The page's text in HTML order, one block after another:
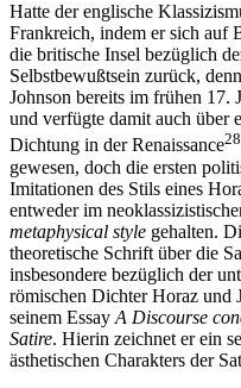
Hatte der englische
Frankreich, indem er sich auf
die britische Insel bezüglich
Selbstbewußtsein zurück,
Johnson bereits im frühen 17.
und verfügte damit auch über
Dichtung in der Renaissance28
gewesen, doch die ersten
Imitationen des Stils eines
entweder im
metaphysical style gehalten.
theoretische Schrift über die
insbesondere bezüglich der
römischen Dichter Horaz und
seinem Essay A Discourse
Satire. Hierin zeichnet er ein
ästhetischen Charakters der